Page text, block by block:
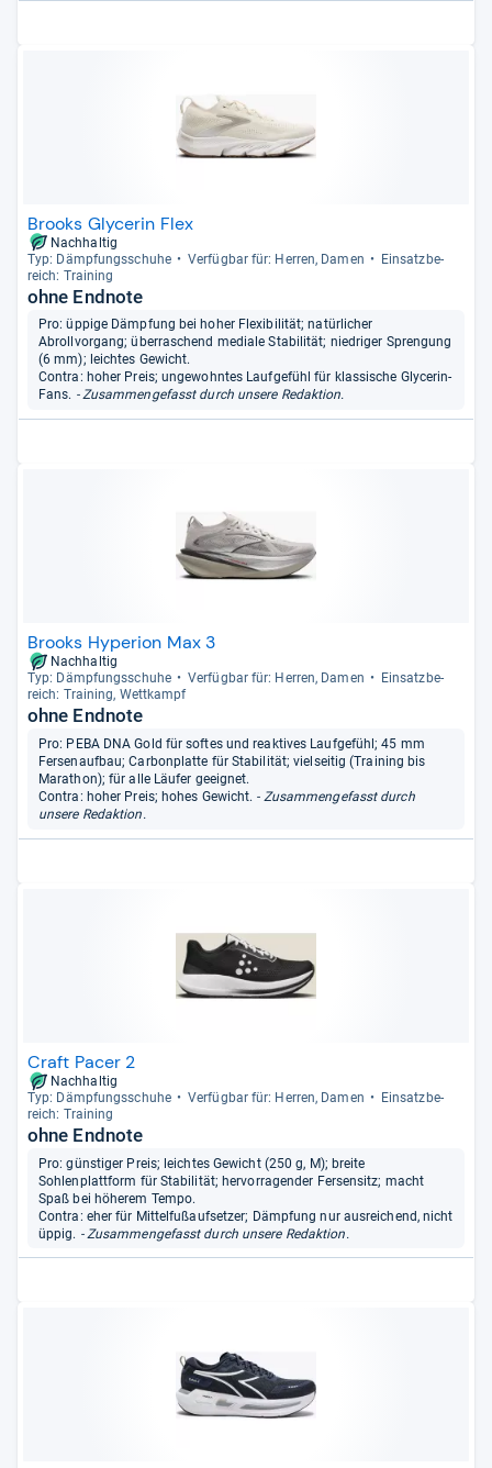
Brooks Glycerin Flex
Nachhaltig
Typ: Dämp­fungs­schuhe
Ver­füg­bar für: Her­ren, Damen
Ein­satz­be­
reich: Trai­ning
ohne Endnote
Pro: üppige Dämpfung bei hoher Flexibilität; natürlicher
Abrollvorgang; überraschend mediale Stabilität; niedriger Sprengung
(6 mm); leichtes Gewicht.
Contra: hoher Preis; ungewohntes Laufgefühl für klassische Glycerin-
Fans. - Zusammengefasst durch unsere Redaktion.
Brooks Hyperion Max 3
Nachhaltig
Typ: Dämp­fungs­schuhe
Ver­füg­bar für: Her­ren, Damen
Ein­satz­be­
reich: Trai­ning, Wett­kampf
ohne Endnote
Pro: PEBA DNA Gold für softes und reaktives Laufgefühl; 45 mm
Fersenaufbau; Carbonplatte für Stabilität; vielseitig (Training bis
Marathon); für alle Läufer geeignet.
Contra: hoher Preis; hohes Gewicht. - Zusammengefasst durch
unsere Redaktion.
Craft Pacer 2
Nachhaltig
Typ: Dämp­fungs­schuhe
Ver­füg­bar für: Her­ren, Damen
Ein­satz­be­
reich: Trai­ning
ohne Endnote
Pro: günstiger Preis; leichtes Gewicht (250 g, M); breite
Sohlenplattform für Stabilität; hervorragender Fersensitz; macht
Spaß bei höherem Tempo.
Contra: eher für Mittelfußaufsetzer; Dämpfung nur ausreichend, nicht
üppig. - Zusammengefasst durch unsere Redaktion.